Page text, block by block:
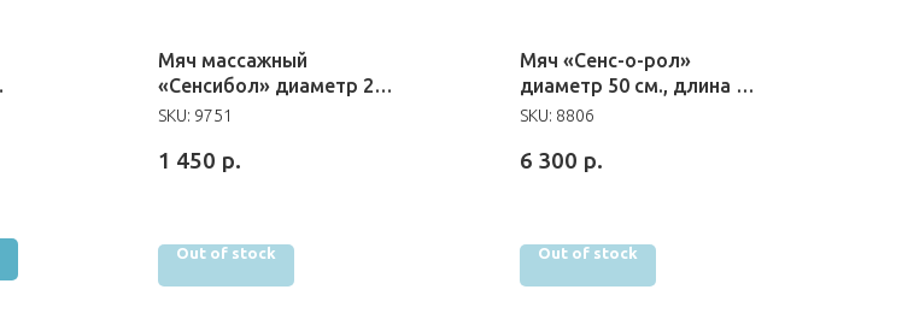
Мяч массажный
«Сенсибол» диаметр 20
см.
SKU: 9751
1 450 р.
Out of stock
Мяч «Сенс-о-рол»
диаметр 50 см., длина 80
см.
SKU: 8806
6 300 р.
Out of stock